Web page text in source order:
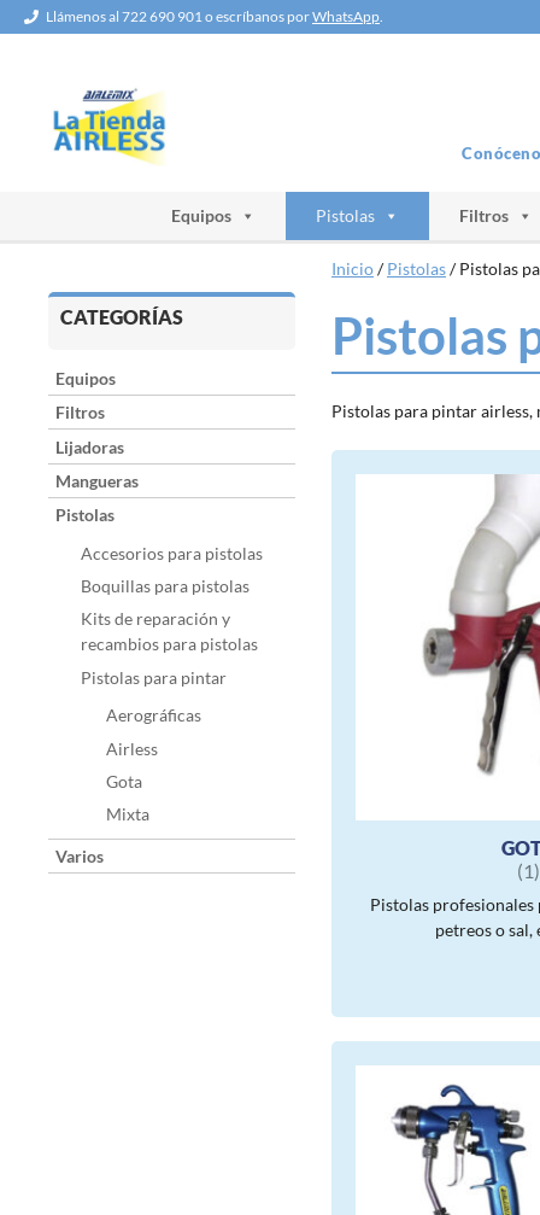
Saltar
al
Llámenos al 722 690 901 o escríbanos porWhatsApp.
Equipos Pistolas Filtros
Inicio/Pistolas/ Pistolas
Pistolas
Pistolas para pintar airless,
(1)
Pistolas
petreos o
CATEGORÍAS
Equipos
Filtros
Lijadoras
Mangueras
Pistolas
Accesorios para pistolas
Boquillas para pistolas
Kits de reparación y
recambios para pistolas
Pistolas para pintar
Aerográficas
Airless
Gota
Mixta
Varios